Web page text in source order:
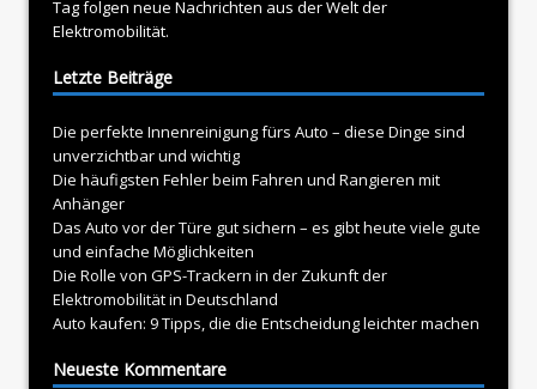
Tag folgen neue Nachrichten aus der Welt der
Elektromobilität.
Letzte Beiträge
Die perfekte Innenreinigung fürs Auto – diese Dinge sind
unverzichtbar und wichtig
Die häufigsten Fehler beim Fahren und Rangieren mit
Anhänger
Das Auto vor der Türe gut sichern – es gibt heute viele gute
und einfache Möglichkeiten
Die Rolle von GPS-Trackern in der Zukunft der
Elektromobilität in Deutschland
Auto kaufen: 9 Tipps, die die Entscheidung leichter machen
Neueste Kommentare